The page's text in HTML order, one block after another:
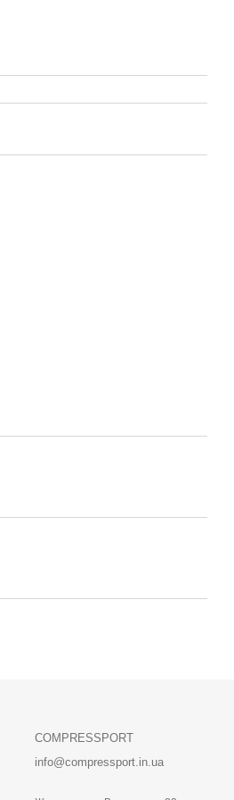
COMPRESSPORT
info@compressport.in.ua